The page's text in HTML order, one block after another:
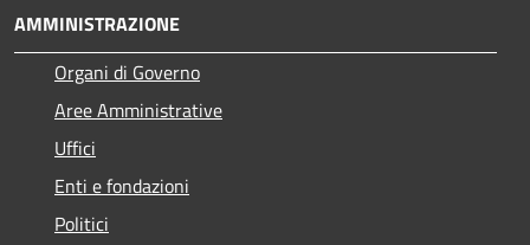
AMMINISTRAZIONE
Organi di Governo
Aree Amministrative
Uffici
Enti e fondazioni
Politici